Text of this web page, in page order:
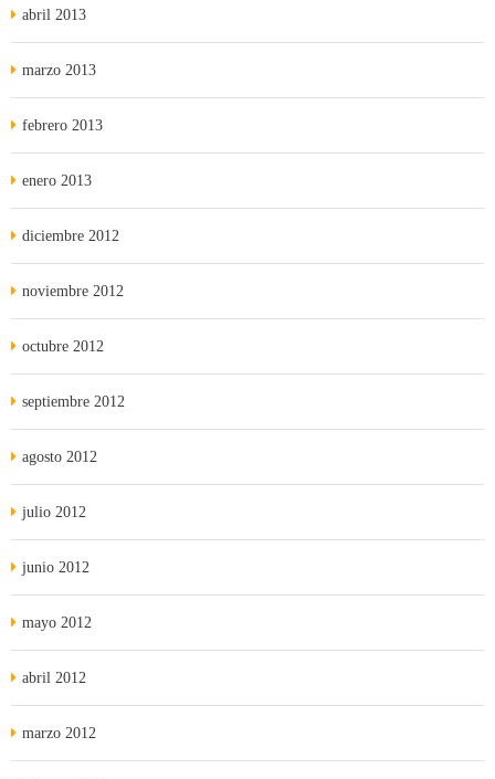
abril 2013
marzo 2013
febrero 2013
enero 2013
diciembre 2012
noviembre 2012
octubre 2012
septiembre 2012
agosto 2012
julio 2012
junio 2012
mayo 2012
abril 2012
marzo 2012